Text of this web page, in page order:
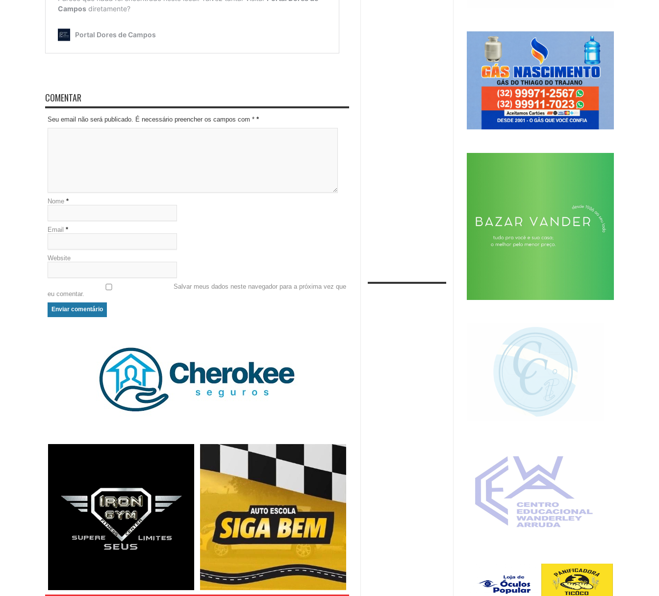
COMENTAR
Seu email não será publicado. É necessário preencher os campos com * *
Nome *
Email *
Website
Salvar meus dados neste navegador para a próxima vez que
eu comentar.